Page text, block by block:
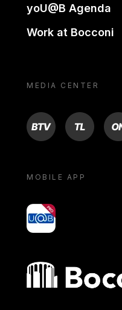
yoU@B Agenda
Work at Bocconi
MEDIA CENTER
BTV TL ON
MOBILE APP
yoU@B
Bocconi shop